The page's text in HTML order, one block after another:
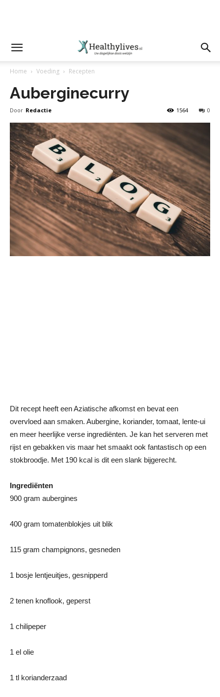
Home Voeding Recepten
Auberginecurry
Door Redactie 0
1564
Dit recept heeft een Aziatische afkomst en bevat een
overvloed aan smaken. Aubergine, koriander, tomaat, lente-ui
en meer heerlijke verse ingrediënten. Je kan het serveren met
rijst en gebakken vis maar het smaakt ook fantastisch op een
stokbroodje. Met 190 kcal is dit een slank bijgerecht.
Ingrediënten
900 gram aubergines
400 gram tomatenblokjes uit blik
115 gram champignons, gesneden
1 bosje lentjeuitjes, gesnipperd
2 tenen knoflook, geperst
1 chilipeper
1 el olie
1 tl korianderzaad